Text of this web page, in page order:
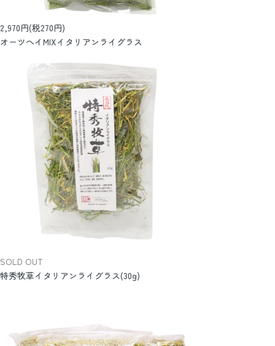
2,970円(税270円)
オーツヘイMIXイタリアンライグラス
SOLD OUT
特秀牧草イタリアンライグラス(30g)